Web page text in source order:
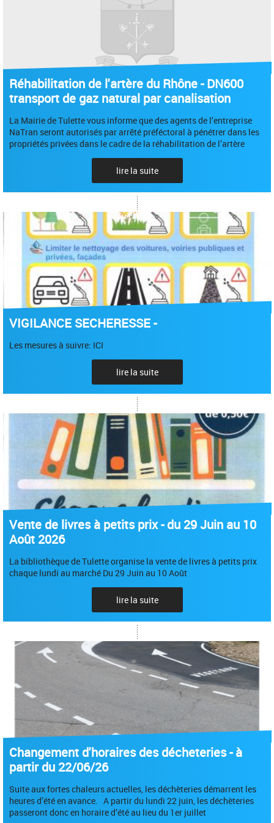
Réhabilitation de l'artère du Rhône - DN600
transport de gaz natural par canalisation
La Mairie de Tulette vous informe que des agents de l’entreprise
NaTran seront autorisés par arrêté préféctoral à pénétrer dans les
propriétés privées dans le cadre de la réhabilitation de l’artère
lire la suite
VIGILANCE SECHERESSE -
Les mesures à suivre: ICI
lire la suite
Vente de livres à petits prix - du 29 Juin au 10
Août 2026
La bibliothèque de Tulette organise la vente de livres à petits prix
chaque lundi au marché Du 29 Juin au 10 Août
lire la suite
Changement d'horaires des décheteries - à
partir du 22/06/26
Suite aux fortes chaleurs actuelles, les déchèteries démarrent les
heures d’été en avance. A partir du lundi 22 juin, les déchèteries
passeront donc en horaire d’été au lieu du 1er juillet